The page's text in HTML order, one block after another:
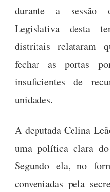
durante a sessão
Legislativa desta
distritais relataram
fechar as portas
insuficientes de
unidades.
A deputada Celina
uma política clara
Segundo ela, no
conveniadas pela